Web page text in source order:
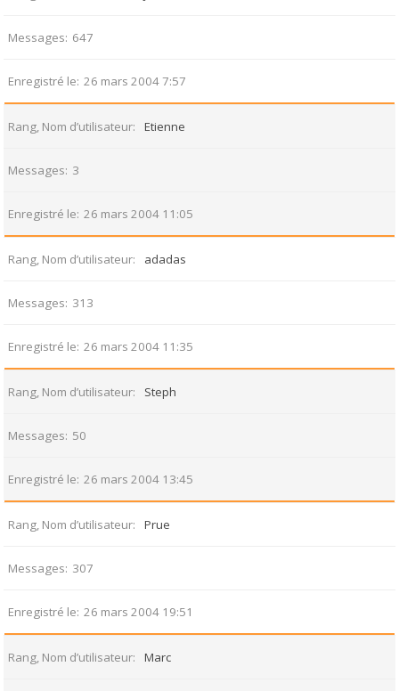
Messages 647
Enregistré le 26 mars 2004 7:57
Rang, Nom d’utilisateur Etienne
Messages 3
Enregistré le 26 mars 2004 11:05
Rang, Nom d’utilisateur adadas
Messages 313
Enregistré le 26 mars 2004 11:35
Rang, Nom d’utilisateur Steph
Messages 50
Enregistré le 26 mars 2004 13:45
Rang, Nom d’utilisateur Prue
Messages 307
Enregistré le 26 mars 2004 19:51
Rang, Nom d’utilisateur Marc